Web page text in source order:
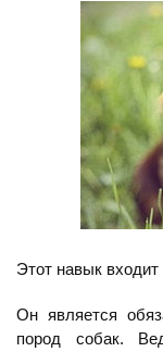
Этот навык
Он является
пород собак.